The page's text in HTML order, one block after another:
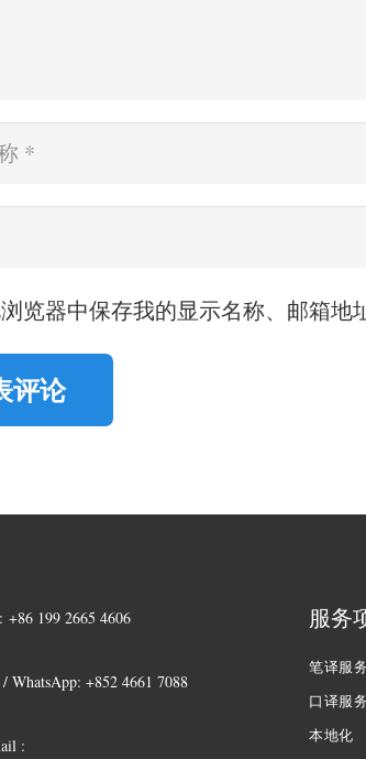
览器中保存我的显示名称、邮箱地
评论
+86 199 2665 4606
WhatsApp: +852 4661 7088
:
服务
笔译服务
口译服务
本地化